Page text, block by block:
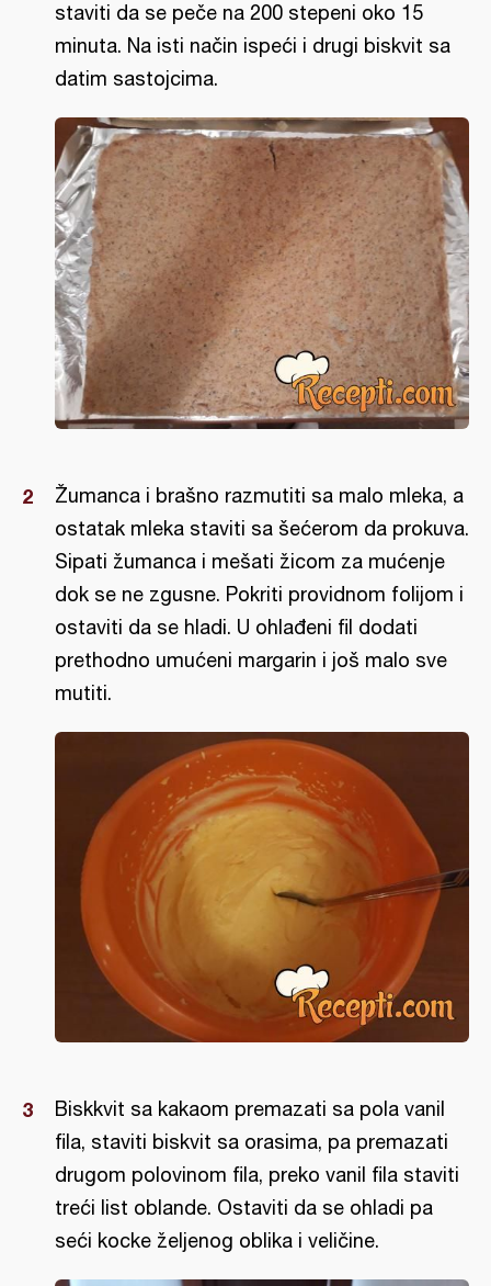
staviti da se peče na 200 stepeni oko 15
minuta. Na isti način ispeći i drugi biskvit sa
datim sastojcima.
Žumanca i brašno razmutiti sa malo mleka, a
ostatak mleka staviti sa šećerom da prokuva.
Sipati žumanca i mešati žicom za mućenje
dok se ne zgusne. Pokriti providnom folijom i
ostaviti da se hladi. U ohlađeni fil dodati
prethodno umućeni margarin i još malo sve
mutiti.
Biskkvit sa kakaom premazati sa pola vanil
fila, staviti biskvit sa orasima, pa premazati
drugom polovinom fila, preko vanil fila staviti
treći list oblande. Ostaviti da se ohladi pa
seći kocke željenog oblika i veličine.